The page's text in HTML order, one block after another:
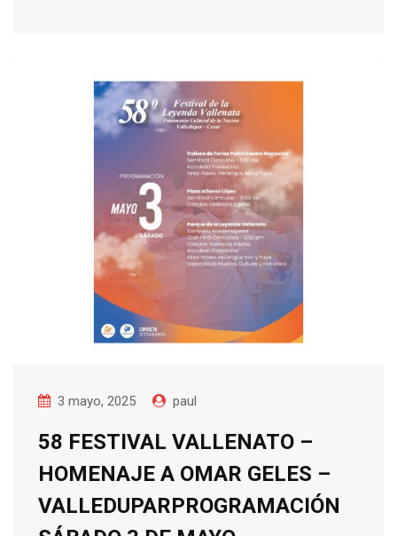
3 mayo, 2025 paul
58 FESTIVAL VALLENATO –
HOMENAJE A OMAR GELES –
VALLEDUPARPROGRAMACIÓN